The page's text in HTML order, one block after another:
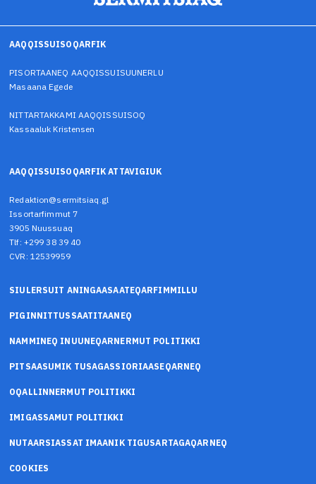
AAQQISSUISOQARFIK
PISORTAANEQ AAQQISSUISUUNERLU
Masaana Egede
NITTARTAKKAMI AAQQISSUISOQ
Kassaaluk Kristensen
AAQQISSUISOQARFIK ATTAVIGIUK
Redaktion@sermitsiaq.gl
Issortarfimmut 7
3905 Nuussuaq
Tlf: +299 38 39 40
CVR: 12539959
SIULERSUIT ANINGAASAATEQARFIMMILLU
PIGINNITTUSSAATITAANEQ
NAMMINEQ INUUNEQARNERMUT POLITIKKI
PITSAASUMIK TUSAGASSIORIAASEQARNEQ
OQALLINNERMUT POLITIKKI
IMIGASSAMUT POLITIKKI
NUTAARSIASSAT IMAANIK TIGUSARTAGAQARNEQ
COOKIES